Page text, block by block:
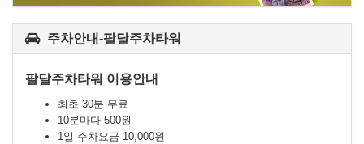
주차안내-팔달주차타워
팔달주차타워 이용안내
최초 30분 무료
10분마다 500원
1일 주차요금 10,000원